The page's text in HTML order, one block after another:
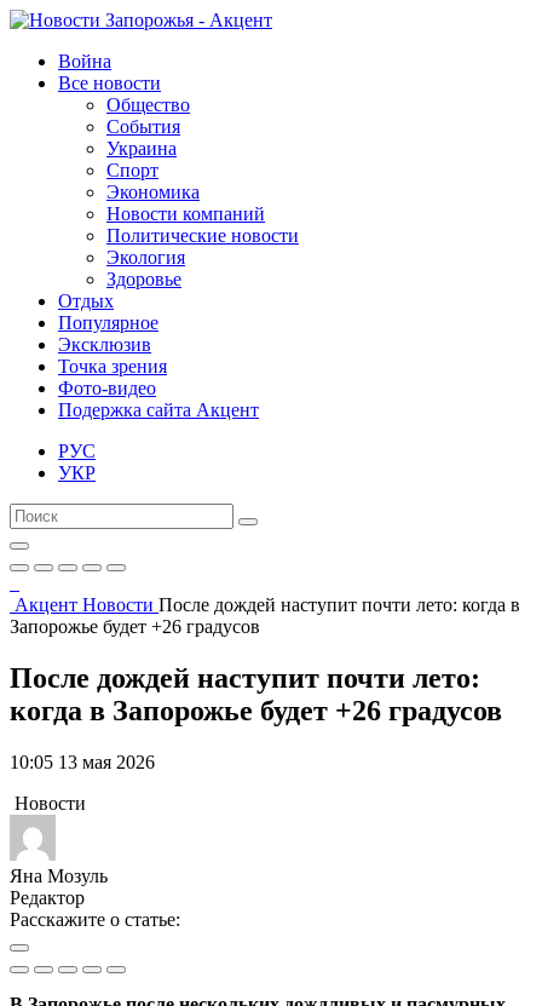
Война
Все новости
Общество
События
Украина
Спорт
Экономика
Новости компаний
Политические новости
Экология
Здоровье
Отдых
Популярное
Эксклюзив
Точка зрения
Фото-видео
Подержка сайта Акцент
РУС
УКР
Акцент Новости После дождей наступит почти лето: когда в
Запорожье будет +26 градусов
После дождей наступит почти лето:
когда в Запорожье будет +26 градусов
10:05 13 мая 2026
Новости
Яна Мозуль
Редактор
Расскажите о статье: